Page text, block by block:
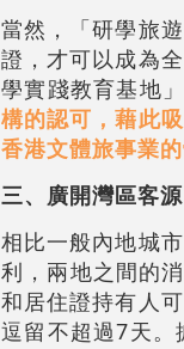
當然，「研學旅
證，才可以成為
學實踐教育基地」
構的認可，藉此
香港文體旅事業
三、廣開灣區客
相比一般內地城
利，兩地之間的
和居住證持有人
逗留不超過7天。